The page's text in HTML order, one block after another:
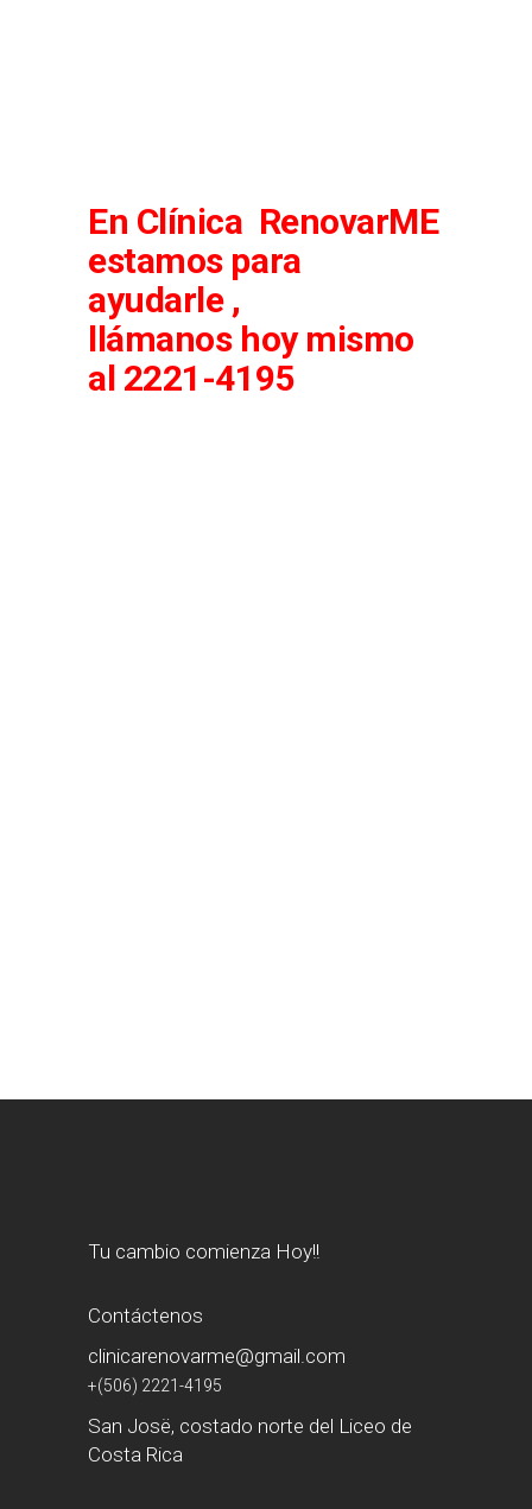
En Clínica RenovarME
estamos para
ayudarle ,
llámanoshoy mismo
al 2221-4195
Tu cambio comienza Hoy!!
Contáctenos
clinicarenovarme@gmail.com
+(506) 2221-4195
San Josë, costado norte del Liceo de
Costa Rica